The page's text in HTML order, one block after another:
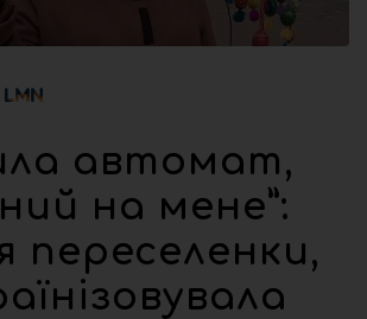
автомат,
на мене”:
переселенки,